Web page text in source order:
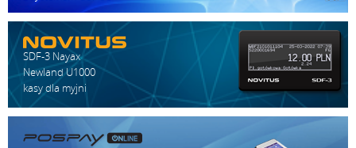
SDF-3 Nayax
Newland U1000
kasy dla myjni